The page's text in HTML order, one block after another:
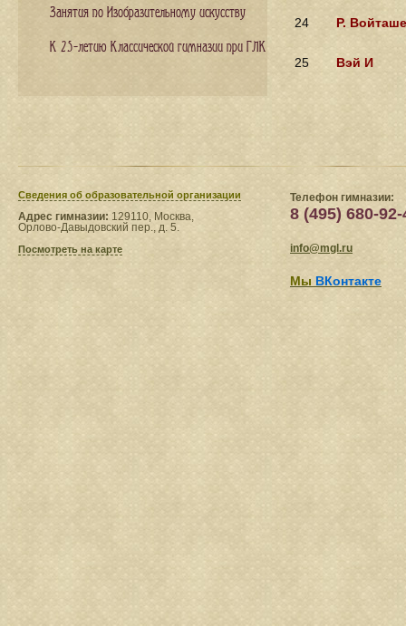
24 Р.
25 Вэй И
Занятия по Изобразительному искусству
К 25-летию Классической гимназии при ГЛК
Сведения​ об образовательной организации
Адрес гимназии: 129110, Москва,
Орлово-Давыдовский пер., д. 5.
Посмотреть на карте
Телефон гимназии:
8 (495) 680-92-
info@mgl.ru
Мы ВКонтакте